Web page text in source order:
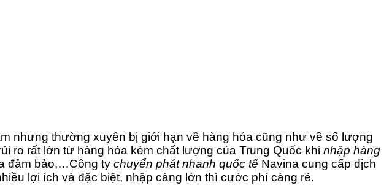
nhưng thường xuyên bị giới hạn về hàng hóa cũng như về số lượng
ro rất lớn từ hàng hóa kém chất lượng của Trung Quốc khi nhập hàng
đảm bảo,…Công ty chuyển phát nhanh quốc tếNavina cung cấp dịch
lợi ích và đặc biệt, nhập càng lớn thì cước phí càng rẻ.